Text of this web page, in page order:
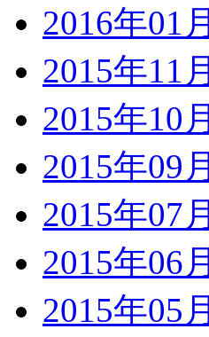
2016年01月
2015年11月
2015年10月
2015年09月
2015年07月
2015年06月
2015年05月